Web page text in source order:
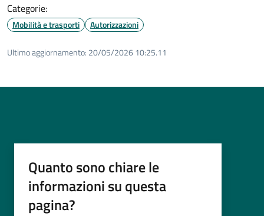
Categorie:
Mobilità e trasporti Autorizzazioni
Ultimo aggiornamento: 20/05/2026 10:25.11
Quanto sono chiare le
informazioni su questa
pagina?